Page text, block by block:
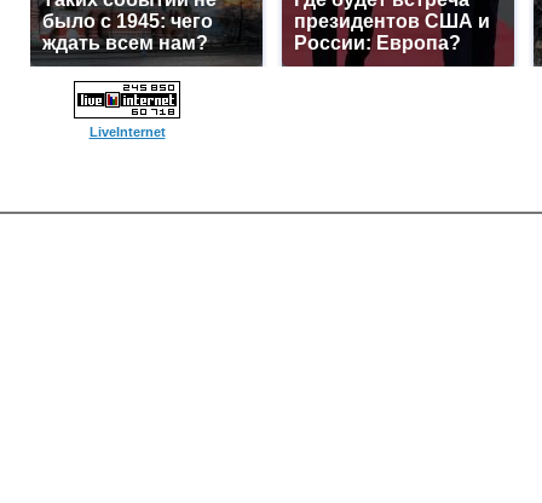
было с 1945: чего
ждать всем нам?
президентов США и
России: Европа?
LiveInternet